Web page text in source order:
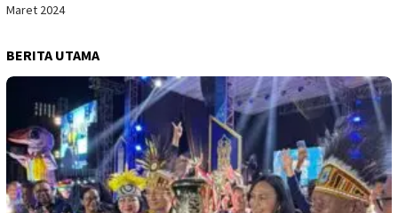
Maret 2024
BERITA UTAMA